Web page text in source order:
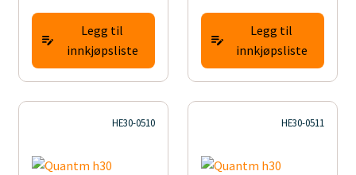
Legg til
innkjøpsliste
Legg til
innkjøpsliste
HE30-0510 HE30-0511